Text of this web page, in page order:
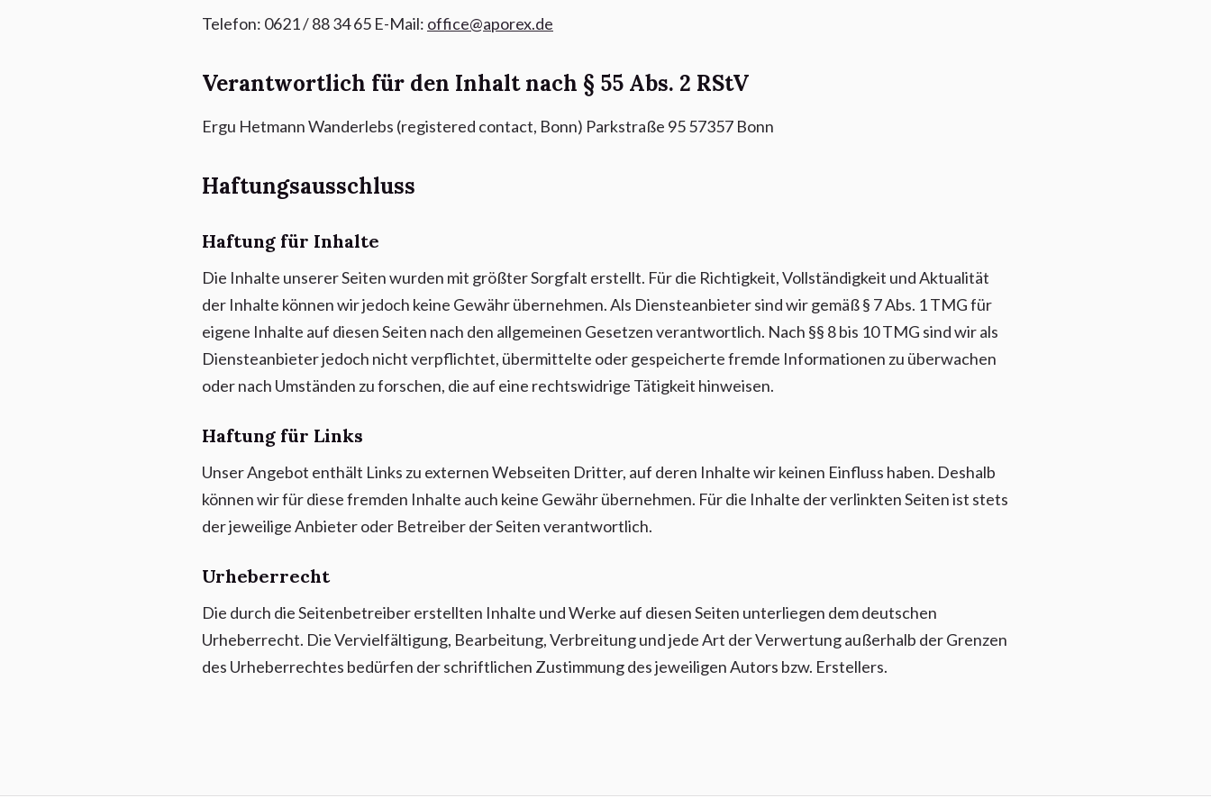
Telefon: 0621 / 88 34 65 E-Mail: office@aporex.de
Verantwortlich für den Inhalt nach § 55 Abs. 2 RStV
Ergu Hetmann Wanderlebs (registered contact, Bonn) Parkstraße 95 57357 Bonn
Haftungsausschluss
Haftung für Inhalte
Die Inhalte unserer Seiten wurden mit größter Sorgfalt erstellt. Für die Richtigkeit, Vollständigkeit und Aktualität
der Inhalte können wir jedoch keine Gewähr übernehmen. Als Diensteanbieter sind wir gemäß § 7 Abs. 1 TMG für
eigene Inhalte auf diesen Seiten nach den allgemeinen Gesetzen verantwortlich. Nach §§ 8 bis 10 TMG sind wir als
Diensteanbieter jedoch nicht verpflichtet, übermittelte oder gespeicherte fremde Informationen zu überwachen
oder nach Umständen zu forschen, die auf eine rechtswidrige Tätigkeit hinweisen.
Haftung für Links
Unser Angebot enthält Links zu externen Webseiten Dritter, auf deren Inhalte wir keinen Einfluss haben. Deshalb
können wir für diese fremden Inhalte auch keine Gewähr übernehmen. Für die Inhalte der verlinkten Seiten ist stets
der jeweilige Anbieter oder Betreiber der Seiten verantwortlich.
Urheberrecht
Die durch die Seitenbetreiber erstellten Inhalte und Werke auf diesen Seiten unterliegen dem deutschen
Urheberrecht. Die Vervielfältigung, Bearbeitung, Verbreitung und jede Art der Verwertung außerhalb der Grenzen
des Urheberrechtes bedürfen der schriftlichen Zustimmung des jeweiligen Autors bzw. Erstellers.